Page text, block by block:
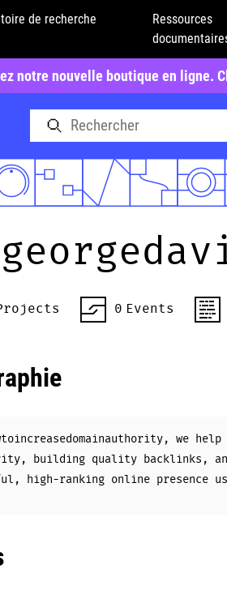
de recherche
Ressources
notre nouvelle boutique en ligne.
0 Events
we
building quality backlinks,
high-ranking online presence